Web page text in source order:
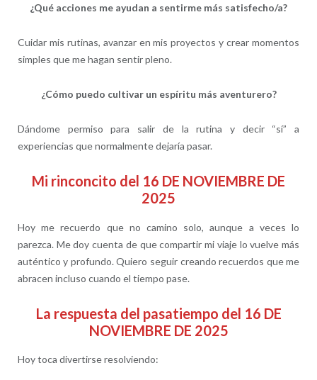
¿Qué acciones me ayudan a sentirme más satisfecho/a?
Cuidar mis rutinas, avanzar en mis proyectos y crear momentos
simples que me hagan sentir pleno.
¿Cómo puedo cultivar un espíritu más aventurero?
Dándome permiso para salir de la rutina y decir “sí” a
experiencias que normalmente dejaría pasar.
Mi rinconcito del 16 DE NOVIEMBRE DE
2025
Hoy me recuerdo que no camino solo, aunque a veces lo
parezca. Me doy cuenta de que compartir mi viaje lo vuelve más
auténtico y profundo. Quiero seguir creando recuerdos que me
abracen incluso cuando el tiempo pase.
La respuesta del pasatiempo del 16 DE
NOVIEMBRE DE 2025
Hoy toca divertirse resolviendo: